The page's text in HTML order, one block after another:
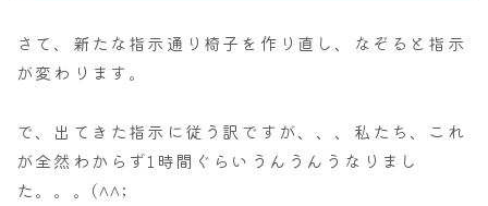
さて、新たな指示通り椅子を作り直し、なぞると指示
が変わります。
で、出てきた指示に従う訳ですが、、、私たち、これ
が全然わからず1時間ぐらいうんうんうなりまし
た。。。(^^;